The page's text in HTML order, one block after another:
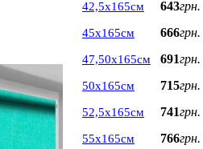
42,5х165см 643грн.
45х165см 666грн.
47,50х165см 691грн.
50х165см 715грн.
52,5х165см 741грн.
55х165см 766грн.